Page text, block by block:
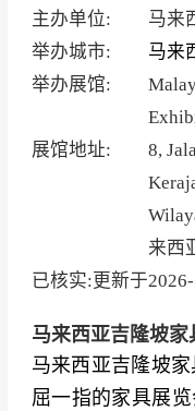
主办单位:
马来
举办城市:
马来
举办展馆:
展馆地址:
8,
来西
已核实:更新于
马来西亚吉隆坡
马来西亚吉隆坡
屈一指的家具展